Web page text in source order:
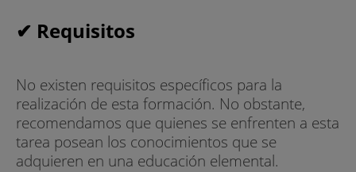
✔ Requisitos
No existen requisitos específicos para la
realización de esta formación. No obstante,
recomendamos que quienes se enfrenten a esta
tarea posean los conocimientos que se
adquieren en una educación elemental.